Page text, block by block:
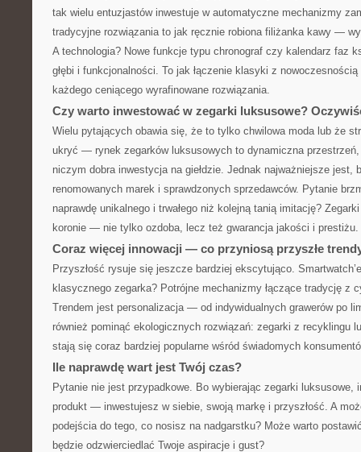
tak wielu entuzjastów inwestuje w automatyczne mechanizmy
tradycyjne rozwiązania to jak ręcznie robiona filiżanka kawy —
A technologia? Nowe funkcje typu chronograf czy kalendarz faz
głębi i funkcjonalności. To jak łączenie klasyki z
każdego ceniącego wyrafinowane rozwiązania.
Czy warto inwestować w zegarki luksusowe?
Wielu pytających obawia się, że to tylko chwilowa moda lub że
ukryć — rynek zegarków luksusowych to dynamiczna
niczym dobra inwestycja na giełdzie. Jednak najważniejsze jest,
renomowanych marek i sprawdzonych sprzedawców. Pytanie
naprawdę unikalnego i trwałego niż kolejną tanią imitację?
koronie — nie tylko ozdoba, lecz też gwarancja jakości i prestiżu.
Coraz więcej innowacji — co przyniosą przyszłe
Przyszłość rysuje się jeszcze bardziej ekscytująco.
klasycznego zegarka? Potrójne mechanizmy łączące tradycję z
Trendem jest personalizacja — od indywidualnych grawerów po
również pominąć ekologicznych rozwiązań: zegarki z recyklingu
stają się coraz bardziej popularne wśród świadomych
Ile naprawdę wart jest Twój czas?
Pytanie nie jest przypadkowe. Bo wybierając zegarki luksusowe,
produkt — inwestujesz w siebie, swoją markę i przyszłość. A
podejścia do tego, co nosisz na nadgarstku? Może warto
będzie odzwierciedlać Twoje aspiracje i gust?